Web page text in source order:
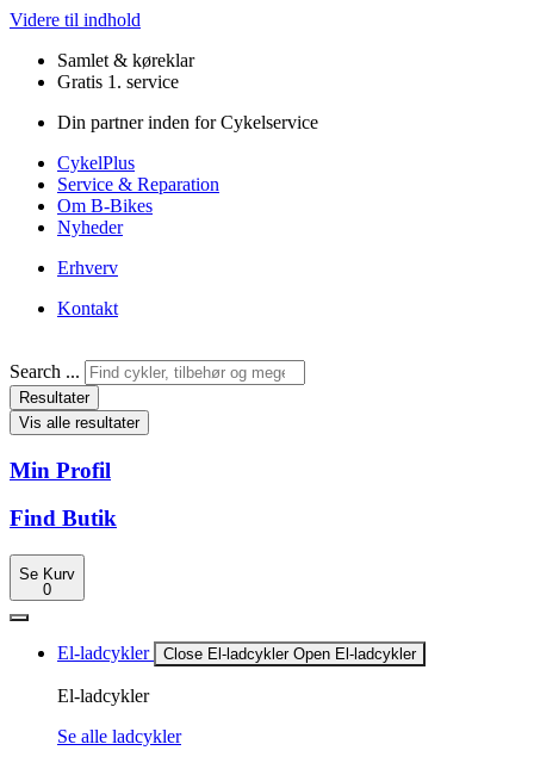
Videre til indhold
Samlet & køreklar
Gratis 1. service
Din partner inden for Cykelservice
CykelPlus
Service & Reparation
Om B-Bikes
Nyheder
Erhverv
Kontakt
Search ...
Resultater
Vis alle resultater
Min Profil
Find Butik
Se Kurv
0
El-ladcykler Close El-ladcykler Open El-ladcykler
El-ladcykler
Se alle ladcykler